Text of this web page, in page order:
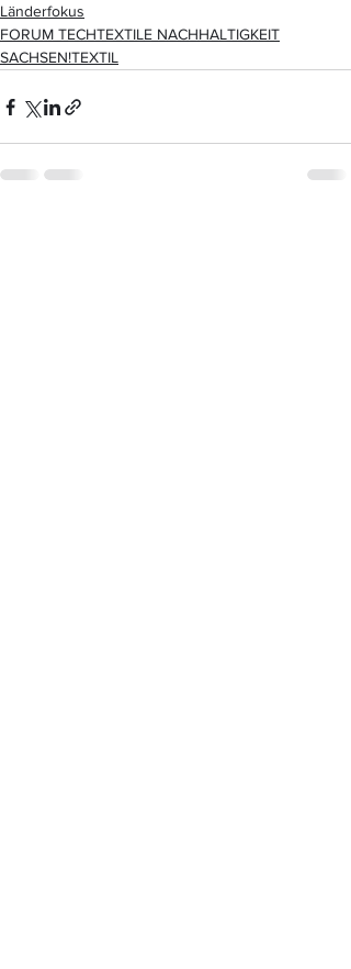
Länderfokus
FORUM TECHTEXTILE NACHHALTIGKEIT
SACHSEN!TEXTIL